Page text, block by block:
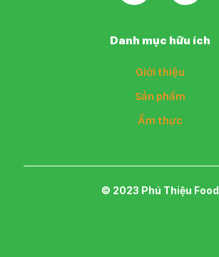
Danh mục hữu ích
Giới thiệu
Sản phẩm
Ẩm thực
© 2023 Phú Thiệu Food